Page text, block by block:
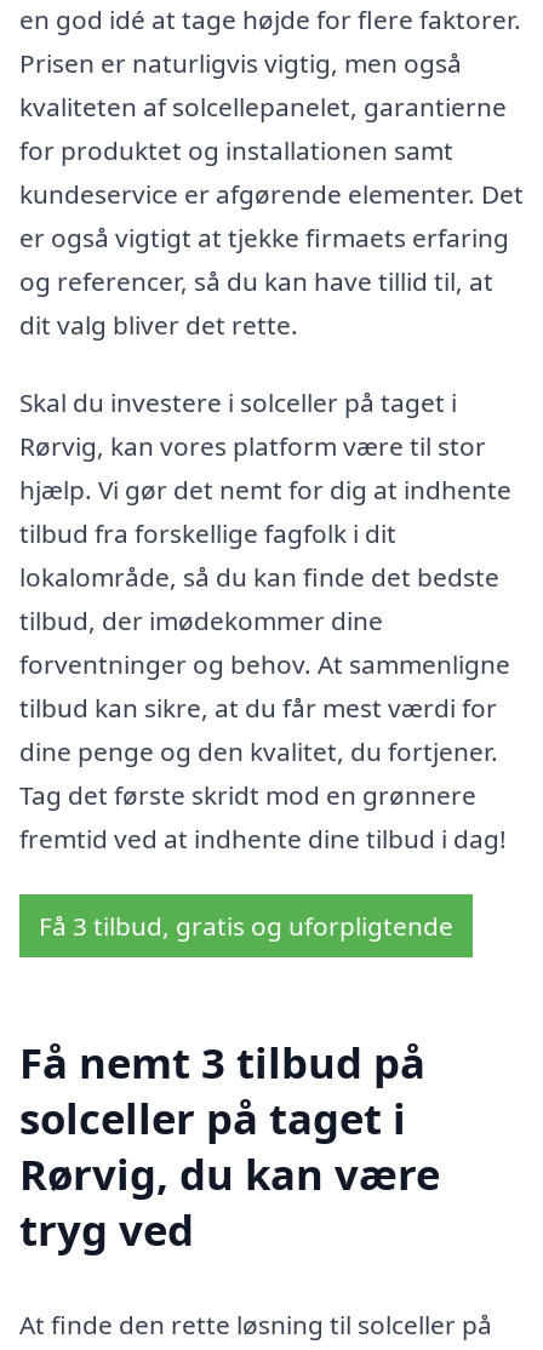
en god idé at tage højde for flere faktorer.
Prisen er naturligvis vigtig, men også
kvaliteten af solcellepanelet, garantierne
for produktet og installationen samt
kundeservice er afgørende elementer. Det
er også vigtigt at tjekke firmaets erfaring
og referencer, så du kan have tillid til, at
dit valg bliver det rette.
Skal du investere i solceller på taget i
Rørvig, kan vores platform være til stor
hjælp. Vi gør det nemt for dig at indhente
tilbud fra forskellige fagfolk i dit
lokalområde, så du kan finde det bedste
tilbud, der imødekommer dine
forventninger og behov. At sammenligne
tilbud kan sikre, at du får mest værdi for
dine penge og den kvalitet, du fortjener.
Tag det første skridt mod en grønnere
fremtid ved at indhente dine tilbud i dag!
Få 3 tilbud, gratis og uforpligtende
Få nemt 3 tilbud på
solceller på taget i
Rørvig, du kan være
tryg ved
At finde den rette løsning til solceller på